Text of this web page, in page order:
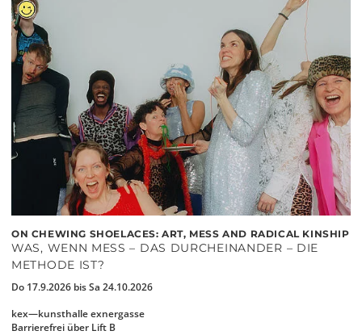
ON CHEWING SHOELACES: ART, MESS AND RADICAL KINSHIP
WAS, WENN MESS – DAS DURCHEINANDER – DIE
METHODE IST?
Do 17.9.2026 bis Sa 24.10.2026
kex—kunsthalle exnergasse
Barrierefrei über Lift B